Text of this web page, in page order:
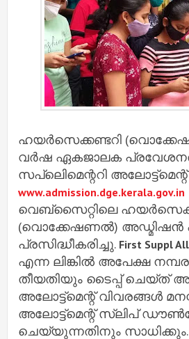
ഹയർസെക്കണ്ടറി
വർഷ ഏകജാലക
സപ്ലിെമെന്ററി അലോട്ട്മെന്റ്
www.admission.dge.kerala.gov.in
വെബ്സൈറ്റിലെ
(വൊക്കേഷണൽ) അഡ്മിഷൻ
പ്രസിദ്ധീകരിച്ചു. First Suppl
എന്ന ലിങ്കിൽ അപേക്ഷ
തീയതിയും ടൈപ്പ് ചെയ്ത്
അലോട്ട്മെന്റ് വിവരങ്ങൾ
അലോട്ട്മെന്റ് സ്ലിപ്
ചെയ്യുന്നതിനും സാധിക്കും.